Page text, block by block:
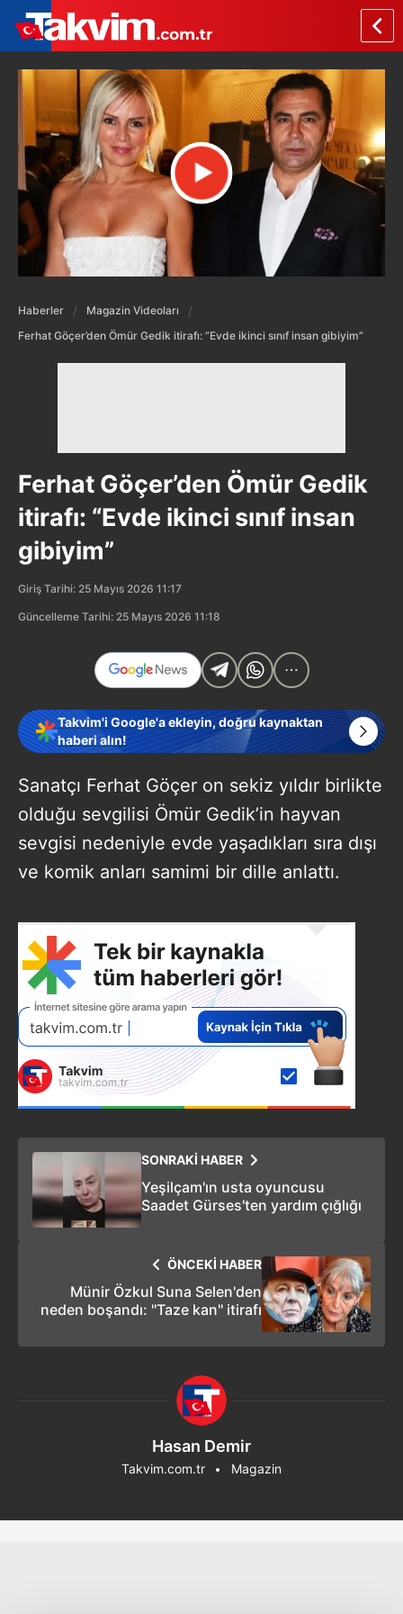
Haberler
Magazin Videoları
Ferhat Göçer’den Ömür Gedik itirafı: “Evde ikinci sınıf insan gibiyim”
Ferhat Göçer’den Ömür Gedik
itirafı: “Evde ikinci sınıf insan
gibiyim”
Giriş Tarihi: 25 Mayıs 2026 11:17
Güncelleme Tarihi: 25 Mayıs 2026 11:18
Takvim'i Google'a ekleyin, doğru kaynaktan
haberi alın!
Sanatçı Ferhat Göçer on sekiz yıldır birlikte
olduğu sevgilisi Ömür Gedik’in hayvan
sevgisi nedeniyle evde yaşadıkları sıra dışı
ve komik anları samimi bir dille anlattı.
SONRAKİ HABER
Yeşilçam'ın usta oyuncusu
Saadet Gürses'ten yardım çığlığı
ÖNCEKİ HABER
Münir Özkul Suna Selen'den
neden boşandı: ''Taze kan'' itirafı
Hasan Demir
Takvim.com.tr Magazin